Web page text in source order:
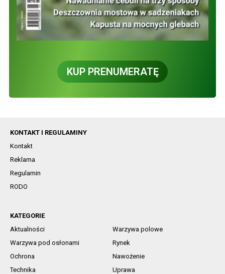
KUP PRENUMERATĘ
KONTAKT I REGULAMINY
Kontakt
Reklama
Regulamin
RODO
KATEGORIE
Aktualności
Warzywa polowe
Warzywa pod osłonami
Rynek
Ochrona
Nawożenie
Technika
Uprawa